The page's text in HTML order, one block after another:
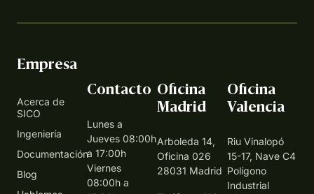
Empresa
Acerca de
SICO
Ingeniería
Documentación
Blog
Contacto
Lunes a
Jueves 08:00h
a 17:00h
Viernes
08:00h a
Oficina
Madrid
Arboleda 14,
Oficina 026
28031 Madrid
Oficina
Valencia
Riu Vinalopó
15-17, Nave C4
Polígono
Industrial